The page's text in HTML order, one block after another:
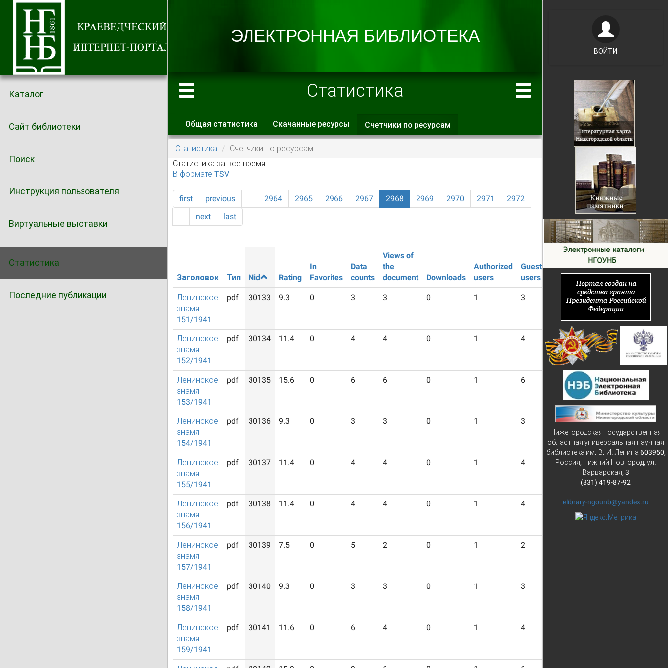
Каталог
Сайт библиотеки
Поиск
Инструкция пользователя
Виртуальные выставки
Статистика
Последние публикации
Статистика
Главные вкладки
Общая статистика Скачанные ресурсы Счетчики по ресурсам
вкладка)
Статистика
Счетчики по ресурсам
Статистика за все время
В формате TSV
first previous … 2964 2965 2966 2967 2968 2969 2970 2971
2972
…
next last
Заголовок Тип Nid Rating
In
Favorites
Data
counts
Views of
the
document
Downloads
Authorized
users
Guest
users
Ленинское
знамя
151/1941
pdf 30133 9.3 0 3 3 0 1 3
Ленинское
знамя
152/1941
pdf 30134 11.4 0 4 4 0 1 4
Ленинское
знамя
153/1941
pdf 30135 15.6 0 6 6 0 1 6
Ленинское
знамя
154/1941
pdf 30136 9.3 0 3 3 0 1 3
Ленинское
знамя
155/1941
pdf 30137 11.4 0 4 4 0 1 4
Ленинское
знамя
156/1941
pdf 30138 11.4 0 4 4 0 1 4
Ленинское
знамя
157/1941
pdf 30139 7.5 0 5 2 0 1 2
Ленинское
знамя
158/1941
pdf 30140 9.3 0 3 3 0 1 3
Ленинское
знамя
159/1941
pdf 30141 11.6 0 6 4 0 1 4
ВОЙТИ
Нижегородская государственная
областная универсальная научная
библиотека им. В. И. Ленина 603950,
Россия, Нижний Новгород, ул.
Варварская, 3
(831) 419-87-92
elibrary-ngounb@yandex.ru